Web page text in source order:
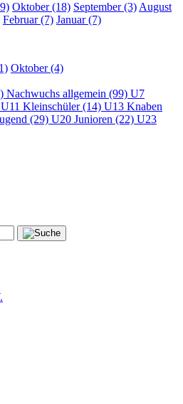
Oktober (18) September (3)August
Februar (7) Januar (7)
Oktober (4)
Nachwuchs allgemein (99) U7
U11 Kleinschüler (14) U13 Knaben
(29) U20 Junioren (22) U23